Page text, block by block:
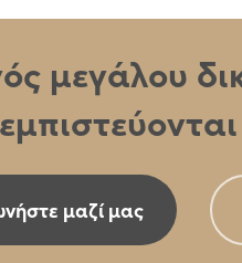
μεγάλου
μαζί μας